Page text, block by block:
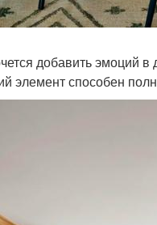
добавить эмоций
элемент способен